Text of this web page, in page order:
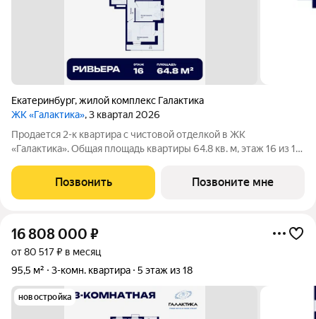
Екатеринбург,жилой комплекс Галактика
ЖК «Галактика», 3 квартал 2026
Продается 2-к квартира с чистовой отделкой в ЖК
«Галактика». Общая площадь квартиры 64.8 кв. м, этаж 16 из 18.
квартала «Космос» на проспекте Космонавтов. Это формат для
тех, кто любит городскую
Позвонить Позвоните мне
16 808 000 ₽
от 80 517 ₽ в месяц
95,5 м²
3-комн. квартира 5 этаж из 18
новостройка